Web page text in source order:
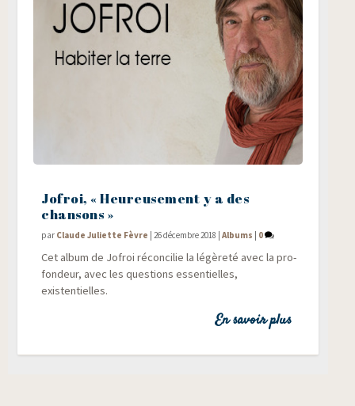
Jofroi, « Heureusement y a des
chansons »
par Claude Juliette Fèvre |26 décembre 2018 |Albums | 0
Cet album de Jofroi récon­ci­lie la légè­re­té avec la pro­
fon­deur, avec les ques­tions essen­tielles,
existentielles.
En savoir plus